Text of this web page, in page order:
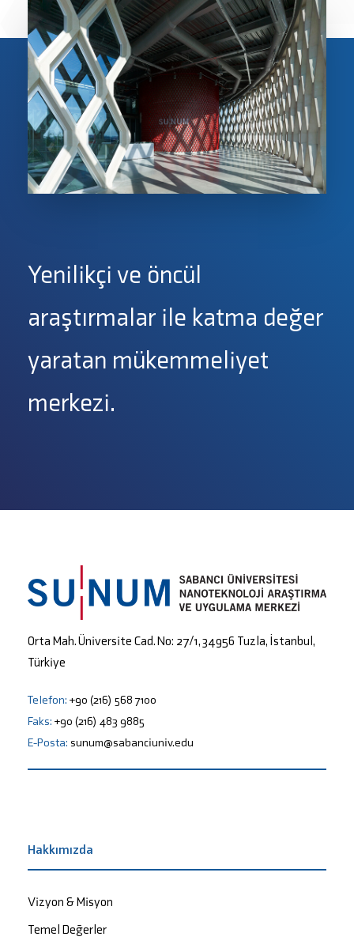
Yenilikçi ve öncül
araştırmalar ile katma değer
yaratan mükemmeliyet
merkezi.
Orta Mah. Üniversite Cad. No: 27/1, 34956 Tuzla, İstanbul,
Türkiye
Telefon: +90 (216) 568 7100
Faks: +90 (216) 483 9885
E-Posta: sunum@sabanciuniv.edu
Hakkımızda
Vizyon & Misyon
Temel Değerler